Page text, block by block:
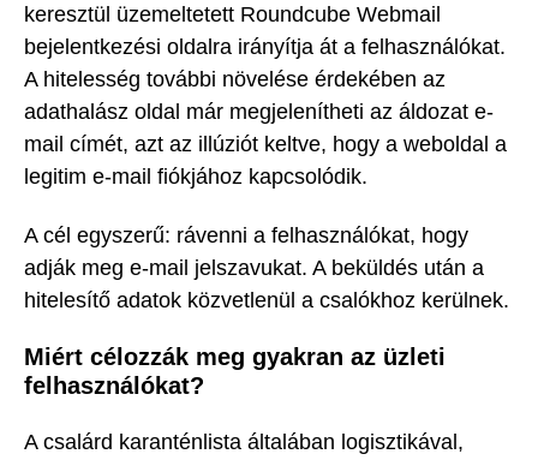
keresztül üzemeltetett Roundcube Webmail
bejelentkezési oldalra irányítja át a felhasználókat.
A hitelesség további növelése érdekében az
adathalász oldal már megjelenítheti az áldozat e-
mail címét, azt az illúziót keltve, hogy a weboldal a
legitim e-mail fiókjához kapcsolódik.
A cél egyszerű: rávenni a felhasználókat, hogy
adják meg e-mail jelszavukat. A beküldés után a
hitelesítő adatok közvetlenül a csalókhoz kerülnek.
Miért célozzák meg gyakran az üzleti
felhasználókat?
A csalárd karanténlista általában logisztikával,